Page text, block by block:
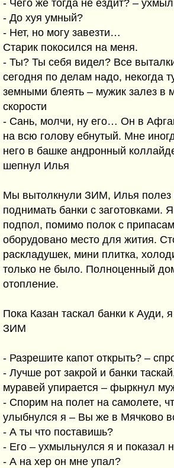
- Чего же тогда не ездит? –
- До хуя умный?
- Нет, но могу завезти…
Старик покосился на меня.
- Ты? Ты себя видел? Все
сегодня по делам надо, некогда
земными блеять – мужик залез в
скорости
- Сань, молчи, ну его… Он в
на всю голову ебнутый. Мне
него в башке андронный
шепнул Илья
Мы вытолкнули ЗИМ, Илья полез
поднимать банки с заготовками.
подпол, помимо полок с
оборудовано место для жития.
раскладушек, мини плитка,
только не было. Полноценный
отопление.
Пока Казан таскал банки к Ауди,
ЗИМ
- Разрешите капот открыть? –
- Лучше рот закрой и банки
муравей упирается – фыркнул
- Спорим на полет на самолете,
улыбнулся я – Вы же в Мячково
- А ты что поставишь?
- Его – ухмыльнулся я и показал
- А на хер он мне упал?